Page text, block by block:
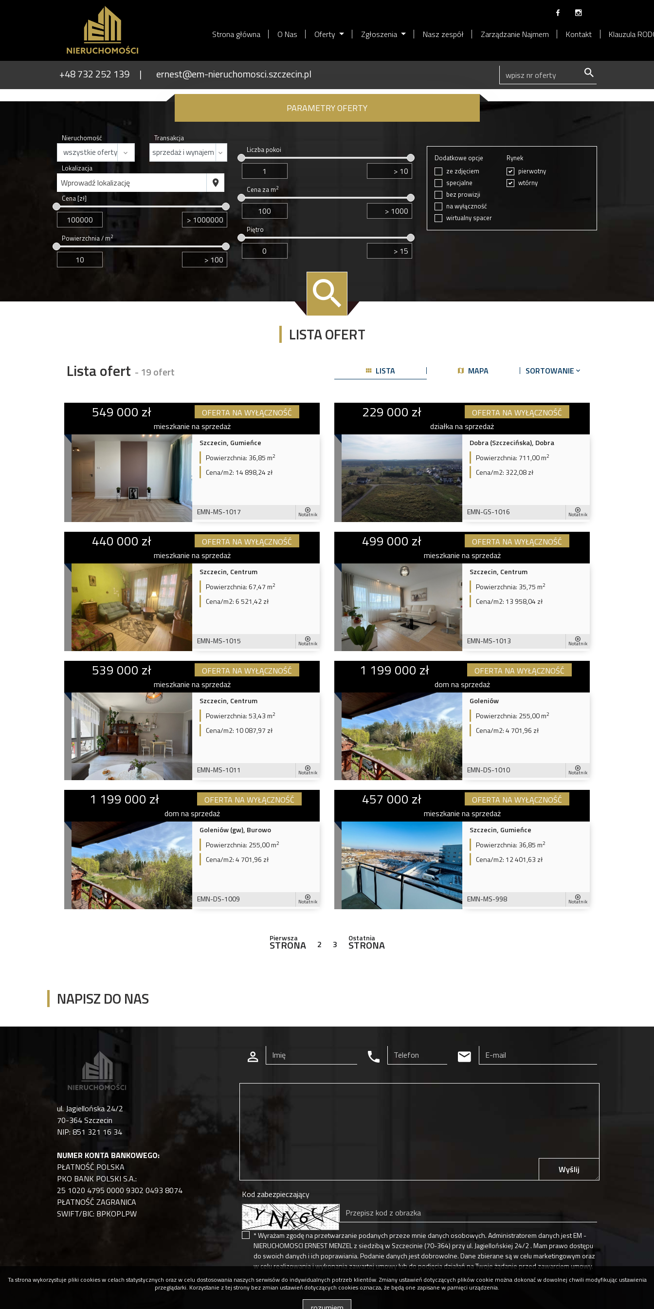
Strona główna O Nas Oferty Zgłoszenia Nasz zespół Zarządzanie Najmem Kontakt Klauzula
+48 732 252 139 ernest@em-nieruchomosci.szczecin.pl
PARAMETRY OFERTY
Nieruchomość Transakcja
Lokalizacja
Wprowadź lokalizację
Cena [zł]
Powierzchnia / m2
Liczba pokoi
Cena za m2
Piętro
Dodatkowe opcje
ze zdjęciem
specjalne
bez prowizji
na wyłączność
wirtualny spacer
Rynek
pierwotny
wtórny
LISTA OFERT
Lista ofert - 19 ofert LISTA MAPA SORTOWANIE
549 000 zł
OFERTA NA WYŁĄCZNOŚĆ
mieszkanie na sprzedaż
Szczecin, Gumieńce
Powierzchnia: 36,85 m2
Cena/m2: 14 898,24 zł
EMN-MS-1017 Notatnik
229 000 zł
OFERTA NA WYŁĄCZNOŚĆ
działka na sprzedaż
Dobra (Szczecińska), Dobra
Powierzchnia: 711,00 m2
Cena/m2: 322,08 zł
EMN-GS-1016 Notatnik
440 000 zł
OFERTA NA WYŁĄCZNOŚĆ
mieszkanie na sprzedaż
Szczecin, Centrum
Powierzchnia:67,47 m2
Cena/m2:6 521,42 zł
EMN-MS-1015 Notatnik
499 000 zł
OFERTA NA WYŁĄCZNOŚĆ
mieszkanie na sprzedaż
Szczecin, Centrum
Powierzchnia: 35,75 m2
Cena/m2: 13 958,04 zł
EMN-MS-1013 Notatnik
539 000 zł
OFERTA NA WYŁĄCZNOŚĆ
mieszkanie na sprzedaż
Szczecin, Centrum
Powierzchnia:53,43 m2
Cena/m2: 10 087,97 zł
EMN-MS-1011 Notatnik
1 199 000 zł
OFERTA NA WYŁĄCZNOŚĆ
dom na sprzedaż
Goleniów
Powierzchnia: 255,00 m2
Cena/m2:4 701,96 zł
EMN-DS-1010 Notatnik
1 199 000 zł
OFERTA NA WYŁĄCZNOŚĆ
dom na sprzedaż
Goleniów (gw), Burowo
Powierzchnia: 255,00 m2
Cena/m2:4 701,96 zł
EMN-DS-1009 Notatnik
457 000 zł
OFERTA NA WYŁĄCZNOŚĆ
mieszkanie na sprzedaż
Szczecin, Gumieńce
Powierzchnia: 36,85 m2
Cena/m2: 12 401,63 zł
EMN-MS-998 Notatnik
Pierwsza
STRONA 2 3
Ostatnia
STRONA
NAPISZ DO NAS
ul. Jagiellońska 24/2
70-364 Szczecin
NIP: 851 321 16 34
NUMER KONTA BANKOWEGO:
PŁATNOŚĆ POLSKA
PKO BANK POLSKI S.A.:
25 1020 4795 0000 9302 0493 8074
PŁATNOŚĆ ZAGRANICA
SWIFT/BIC: BPKOPLPW
Wyślij
Kod zabezpieczający
* Wyrażam zgodę na przetwarzanie podanych przeze mnie danych osobowych. Administratorem danych jest EM -
NIERUCHOMOSCI ERNEST MENZEL z siedzibą w Szczecinie (70-364) przy ul. Jagiellońskiej 24/2 . Mam prawo dostępu
do swoich danych i ich poprawiania. Podanie danych jest dobrowolne. Dane zbierane są w celu marketingowym oraz
w celu realizowania i wykonania zawartej umowy lub do podjęcia działań na Twoje żądanie przed zawarciem umowy.
Ta strona wykorzystuje pliki cookies w celach statystycznych oraz w celu dostosowania naszych serwisów do indywidualnych potrzeb klientów. Zmiany ustawień dotyczących plików cookie można dokonać w dowolnej chwili modyfikując ustawienia
przeglądarki. Korzystanie z tej strony bez zmian ustawień dotyczących cookies oznacza, że będą one zapisane w pamięci urządzenia.